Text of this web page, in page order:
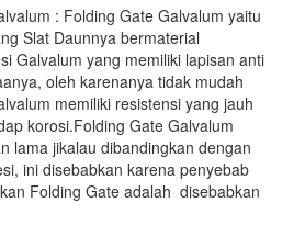
: Folding Gate Galvalum yaitu
Slat Daunnya bermaterial
Galvalum yang memiliki lapisan anti
oleh karenanya tidak mudah
memiliki resistensi yang jauh
korosi.Folding Gate Galvalum
lama jikalau dibandingkan dengan
ini disebabkan karena penyebab
Folding Gate adalah disebabkan